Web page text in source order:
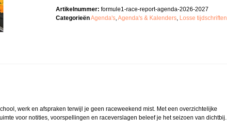
Artikelnummer:formule1-race-report-agenda-2026-2027
CategorieënAgenda's,Agenda's & Kalenders, Losse tijdschriften
werk en afspraken terwijl je geen raceweekend mist. Met een overzichtelijke
voor notities, voorspellingen en raceverslagen beleef je het seizoen van dichtbij.